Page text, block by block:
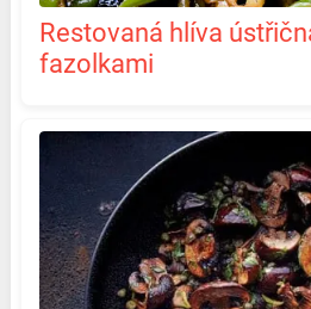
Restovaná hlíva
fazolkami